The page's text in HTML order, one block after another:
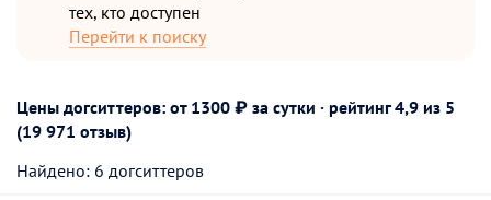
тех, кто доступен
Перейти к поиску
Цены догситтеров: от 1300 ₽ за сутки · рейтинг4,9 из 5
(19 971 отзыв)
Найдено: 6 догситтеров